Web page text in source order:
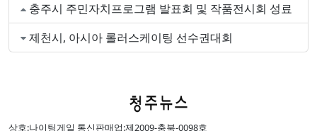
충주시 주민자치프로그램 발표회 및 작품전시회 성료
제천시, 아시아 롤러스케이팅 선수권대회
상호:나이팅게일 통신판매업:제2009-충북-0098호